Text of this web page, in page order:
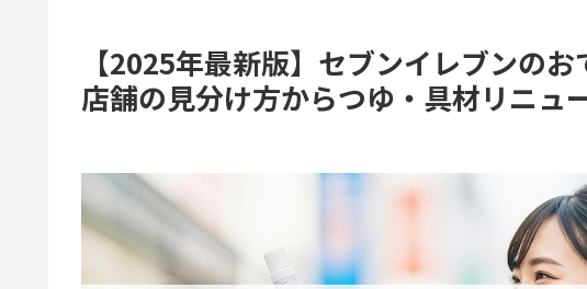
【2025年最新版】セブンイレブンの
店舗の見分け方からつゆ・具材リニュ